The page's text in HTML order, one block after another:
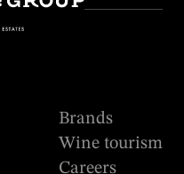
Brands
Wine tourism
Careers